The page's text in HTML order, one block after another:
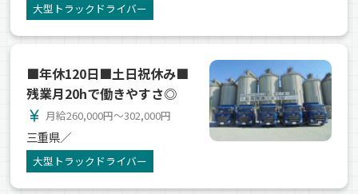
大型トラックドライバー
■年休120日■土日祝休み■
残業月20hで働きやすさ◎
currency_yen 月給260,000円～302,000円
三重県／
大型トラックドライバー